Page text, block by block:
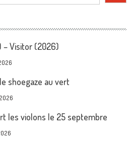
– Visitor (2026)
shoegaze au vert
les violons le 25 septembre